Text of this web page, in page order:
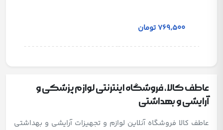
769٬500 تومان
عاطف کالا، فروشگاه اینترنتی لوازم پزشکی و
آرایشی و بهداشتی
عاطف کالا فروشگاه آنلاین لوازم و تجهیزات آرایشی و بهداشتی